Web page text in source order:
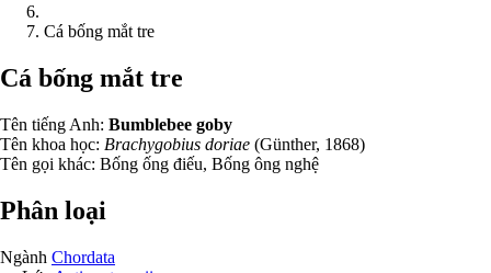
Cá bống mắt tre
Cá bống mắt tre
Tên tiếng Anh: Bumblebee goby
Tên khoa học: Brachygobius doriae (Günther, 1868)
Tên gọi khác: Bống ống điếu, Bống ông nghệ
Phân loại
Ngành Chordata